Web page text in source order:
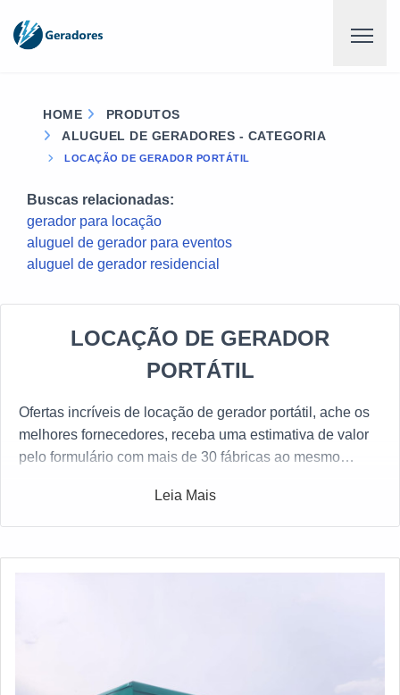
HOME
PRODUTOS
ALUGUEL DE GERADORES - CATEGORIA
LOCAÇÃO DE GERADOR PORTÁTIL
Buscas relacionadas:
gerador para locação
aluguel de gerador para eventos
aluguel de gerador residencial
LOCAÇÃO DE GERADOR
PORTÁTIL
Ofertas incríveis de locação de gerador portátil, ache os
melhores fornecedores, receba uma estimativa de valor
pelo formulário com mais de 30 fábricas ao mesmo
Leia Mais